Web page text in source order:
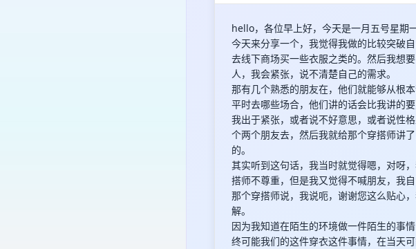
hello，各位早上好，今天是一月五号星期
今天来分享一个，我觉得我做的比较突破
去线下商场买一些衣服之类的。然后我想
人，我会紧张，说不清楚自己的需求。
那有几个熟悉的朋友在，他们就能够从根
平时去哪些场合，他们讲的话会比我讲的要
我出于紧张，或者说不好意思，或者说性
个两个朋友去，然后我就给那个穿搭师讲
的。
其实听到这句话，我当时就觉得嗯，对呀
搭师不尊重，但是我又觉得不喊朋友，我
那个穿搭师说，我说呃，谢谢您这么贴心
解。
因为我知道在陌生的环境做一件陌生的事
终可能我们的这件穿衣这件事情，在当天